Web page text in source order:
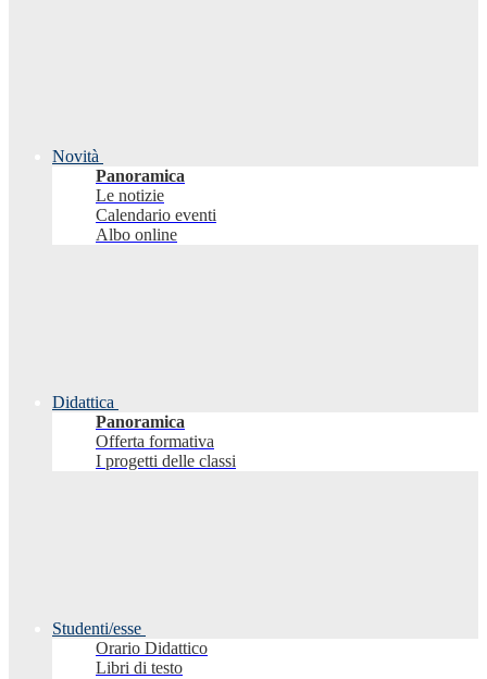
Novità
Panoramica
Le notizie
Calendario eventi
Albo online
Didattica
Panoramica
Offerta formativa
I progetti delle classi
Studenti/esse
Orario Didattico
Libri di testo